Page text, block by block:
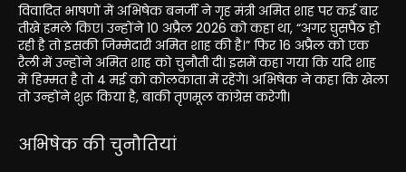
विवादित भाषणों में अभिषेक बनर्जी ने गृह मंत्री अमित शाह पर कई बार
तीखे हमले किए। उन्होंने 10 अप्रैल 2026 को कहा था, “अगर घुसपैठ हो
रही है तो इसकी जिम्मेदारी अमित शाह की है।” फिर 16 अप्रैल को एक
रैली में उन्होंने अमित शाह को चुनौती दी। इसमें कहा गया कि यदि शाह
में हिम्मत है तो 4 मई को कोलकाता में रहेंगे। अभिषेक ने कहा कि खेला
तो उन्होंने शुरू किया है, बाकी तृणमूल कांग्रेस करेगी।
अभिषेक की चुनौतियां